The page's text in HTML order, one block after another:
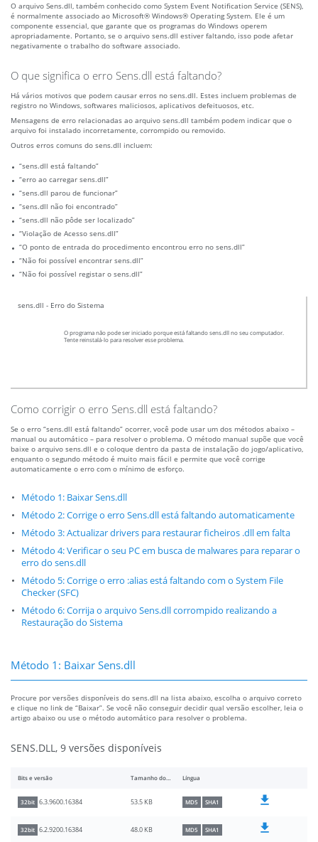
O arquivo Sens.dll, também conhecido como System Event Notification Service (SENS),
é normalmente associado ao Microsoft® Windows® Operating System. Ele é um
componente essencial, que garante que os programas do Windows operem
apropriadamente. Portanto, se o arquivo sens.dll estiver faltando, isso pode afetar
negativamente o trabalho do software associado.
O que significa o erro Sens.dll está faltando?
Há vários motivos que podem causar erros no sens.dll. Estes incluem problemas de
registro no Windows, softwares maliciosos, aplicativos defeituosos, etc.
Mensagens de erro relacionadas ao arquivo sens.dll também podem indicar que o
arquivo foi instalado incorretamente, corrompido ou removido.
Outros erros comuns do sens.dll incluem:
“sens.dll está faltando”
“erro ao carregar sens.dll”
“sens.dll parou de funcionar”
“sens.dll não foi encontrado”
“sens.dll não pôde ser localizado”
“Violação de Acesso sens.dll”
“O ponto de entrada do procedimento encontrou erro no sens.dll”
“Não foi possível encontrar sens.dll”
“Não foi possível registar o sens.dll”
sens.dll - Erro do Sistema
O programa não pode ser iniciado porque está faltando sens.dll no seu computador.
Tente reinstalá-lo para resolver esse problema.
Como corrigir o erro Sens.dll está faltando?
Se o erro “sens.dll está faltando” ocorrer, você pode usar um dos métodos abaixo –
manual ou automático – para resolver o problema. O método manual supõe que você
baixe o arquivo sens.dll e o coloque dentro da pasta de instalação do jogo/aplicativo,
enquanto o segundo método é muito mais fácil e permite que você corrige
automaticamente o erro com o mínimo de esforço.
Método 1: Baixar Sens.dll
Método 2: Corrige o erro Sens.dll está faltando automaticamente
Método 3: Actualizar drivers para restaurar ficheiros .dll em falta
Método 4: Verificar o seu PC em busca de malwares para reparar o
erro do sens.dll
Método 5: Corrige o erro :alias está faltando com o System File
Checker (SFC)
Método 6: Corrija o arquivo Sens.dll corrompido realizando a
Restauração do Sistema
Método 1: Baixar Sens.dll
Procure por versões disponíveis do sens.dll na lista abaixo, escolha o arquivo correto
e clique no link de “Baixar”. Se você não conseguir decidir qual versão escolher, leia o
artigo abaixo ou use o método automático para resolver o problema.
SENS.DLL, 9 versões disponíveis
Bits e versão Tamanho do arquivo Língua
32bit 6.3.9600.16384 53.5 KB MD5 SHA1
32bit 6.2.9200.16384 48.0 KB MD5 SHA1